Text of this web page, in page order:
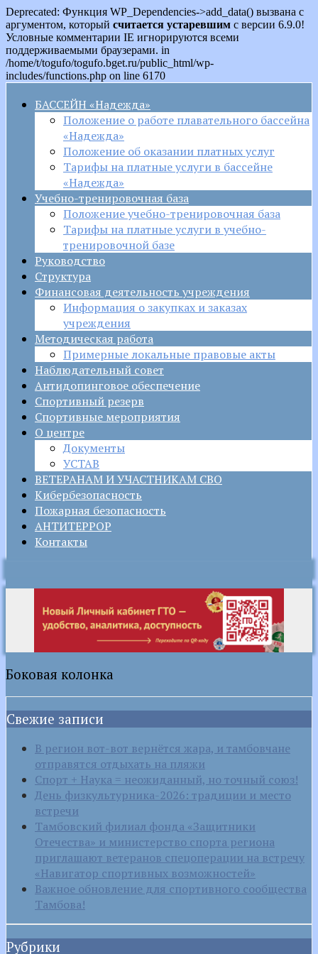
Deprecated: Функция WP_Dependencies->add_data() вызвана с
аргументом, который считается устаревшим с версии 6.9.0!
Условные комментарии IE игнорируются всеми
поддерживаемыми браузерами. in
/home/t/togufo/togufo.bget.ru/public_html/wp-
includes/functions.php on line 6170
БАССЕЙН «Надежда»
Положение о работе плавательного бассейна
«Надежда»
Положение об оказании платных услуг
Тарифы на платные услуги в бассейне
«Надежда»
Учебно-тренировочная база
Положение учебно-тренировочная база
Тарифы на платные услуги в учебно-
тренировочной базе
Руководство
Структура
Финансовая деятельность учреждения
Информация о закупках и заказах
учреждения
Методическая работа
Примерные локальные правовые акты
Наблюдательный совет
Антидопинговое обеспечение
Спортивный резерв
Спортивные мероприятия
О центре
Документы
УСТАВ
ВЕТЕРАНАМ И УЧАСТНИКАМ СВО
Кибербезопасность
Пожарная безопасность
АНТИТЕРРОР
Контакты
Боковая колонка
Свежие записи
В регион вот-вот вернётся жара, и тамбовчане
отправятся отдыхать на пляжи
Спорт + Наука = неожиданный, но точный союз!
День физкультурника-2026: традиции и место
встречи
Тамбовский филиал фонда «Защитники
Отечества» и министерство спорта региона
приглашают ветеранов спецоперации на встречу
«Навигатор спортивных возможностей»
Важное обновление для спортивного сообщества
Тамбова!
Рубрики